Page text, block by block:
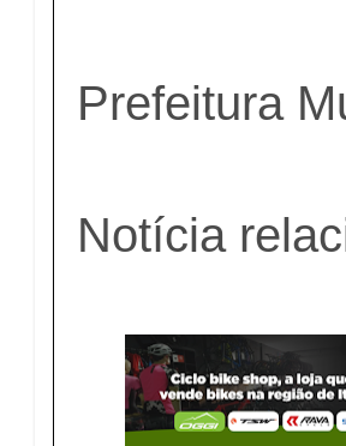
Prefeitura
Notícia